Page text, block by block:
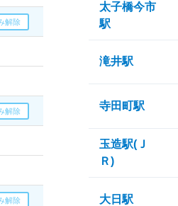
太子橋今市
駅
滝井駅
寺田町駅
玉造駅(Ｊ
Ｒ)
大日駅